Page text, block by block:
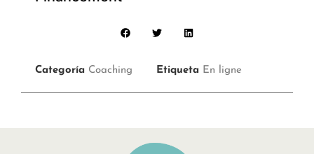
Categoría Coaching Etiqueta En ligne